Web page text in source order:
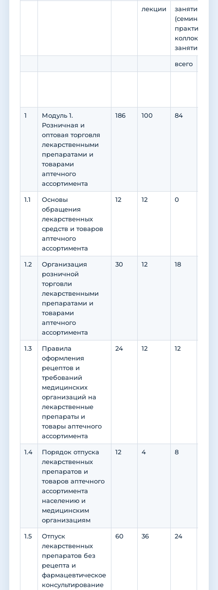
лекции
занятия
(семинары,
занятия)
всего
1
Модуль 1.
Розничная и
оптовая торговля
лекарственными
препаратами и
товарами
аптечного
ассортимента
186 100 84
1.1
Основы
обращения
лекарственных
средств и товаров
аптечного
ассортимента
12 12 0
1.2
Организация
розничной
торговли
лекарственными
препаратами и
товарами
аптечного
ассортимента
30 12 18
1.3
Правила
оформления
рецептов и
требований
медицинских
организаций на
лекарственные
препараты и
товары аптечного
ассортимента
24 12 12
1.4
Порядок отпуска
лекарственных
препаратов и
товаров аптечного
ассортимента
населению и
медицинским
организациям
12 4 8
1.5
Отпуск
лекарственных
препаратов без
рецепта и
фармацевтическое
консультирование
60 36 24